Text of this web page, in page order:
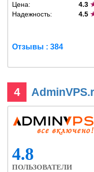
Цена: 4.3
Надежность:
4.5
Отзывы : 384
4
4.8
ПОЛЬЗОВАТЕЛИ